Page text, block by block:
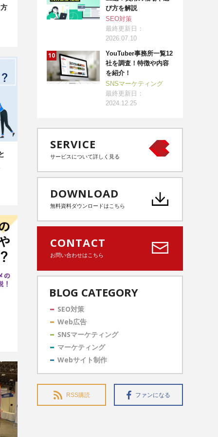
び方を解説
SEO対策
最終更新日：
2026.07.10
YouTuber事務所一覧12
社を調査！特徴や内容
を紹介！
SNSマーケティング
最終更新日：
2024.12.25
SERVICE
サービスについて詳しく見る
DOWNLOAD
無料資料ダウンロードはこちら
CONTACT
お問い合わせはこちら
BLOG CATEGORY
SEO対策
Web広告
SNSマーケティング
マーケティング
Webサイト制作
RSS購読 ファンになる